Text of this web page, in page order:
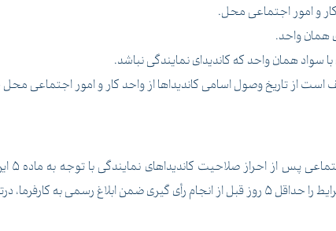
از تاریخ وصول اسامی کاندیداها از واحد کار و امور اجتماعی
کارفرما، درتابلوی اعلانات نصب و آگهی می نماید.